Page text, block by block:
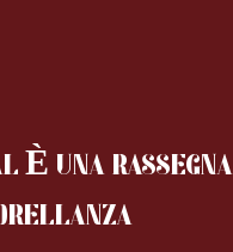
È UNA RASSEGNA